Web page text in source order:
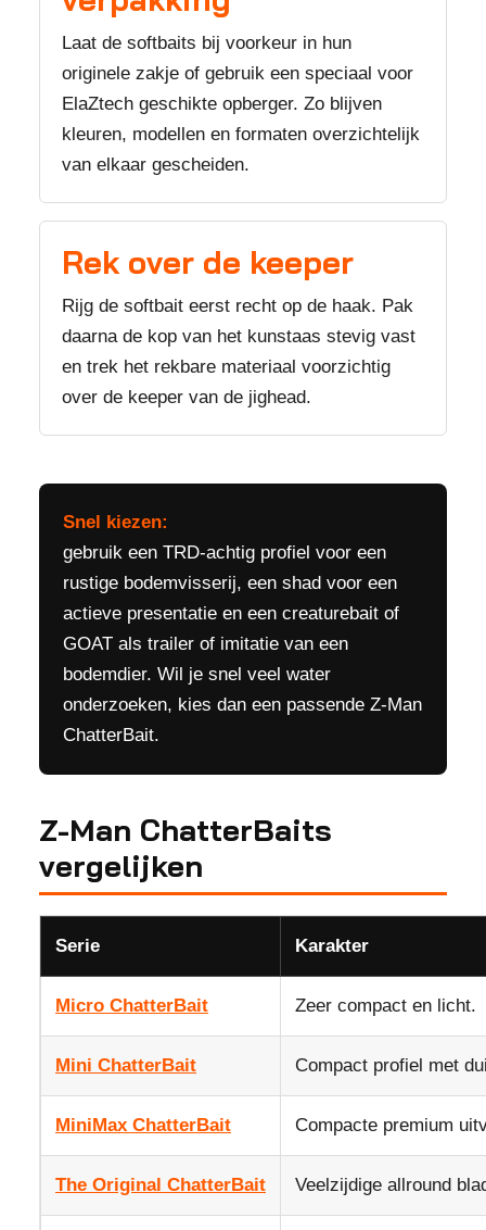
Laat de softbaits bij voorkeur in hun
originele zakje of gebruik een speciaal voor
ElaZtech geschikte opberger. Zo blijven
kleuren, modellen en formaten overzichtelijk
van elkaar gescheiden.
Rek over de keeper
Rijg de softbait eerst recht op de haak. Pak
daarna de kop van het kunstaas stevig vast
en trek het rekbare materiaal voorzichtig
over de keeper van de jighead.
Snel kiezen:
gebruik een TRD-achtig profiel voor een
rustige bodemvisserij, een shad voor een
actieve presentatie en een creaturebait of
GOAT als trailer of imitatie van een
bodemdier. Wil je snel veel water
onderzoeken, kies dan een passende Z-Man
ChatterBait.
Z-Man ChatterBaits
vergelijken
Serie Karakter
Micro ChatterBait Zeer compact en licht.
Mini ChatterBait Compact profiel met
MiniMax ChatterBait Compacte premium
The Original ChatterBait Veelzijdige allround